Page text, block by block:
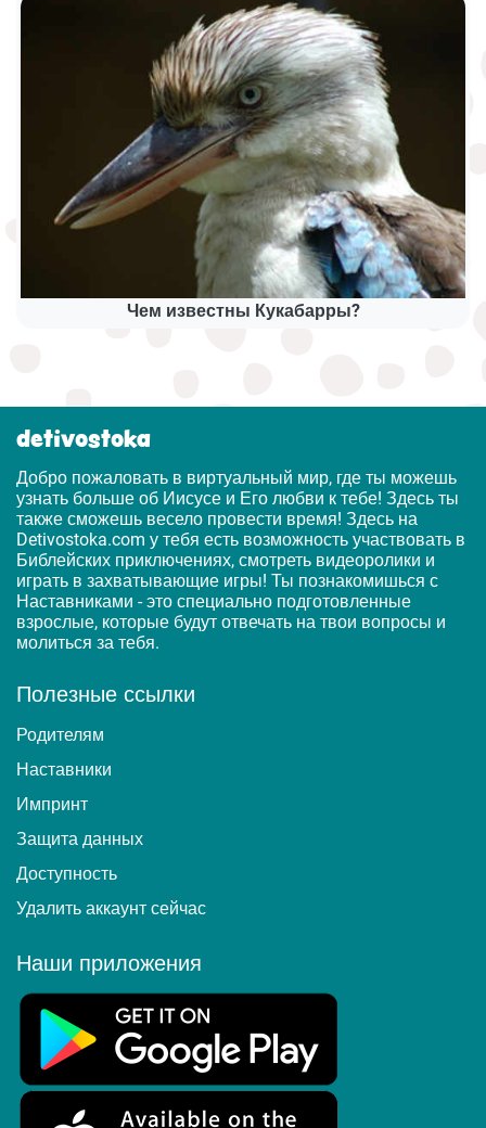
Чем известны Кукабарры?
detivostoka
Добро пожаловать в виртуальный мир, где ты можешь
узнать больше об Иисусе и Его любви к тебе! Здесь ты
также сможешь весело провести время! Здесь на
Detivostoka.com у тебя есть возможность участвовать в
Библейских приключениях, смотреть видеоролики и
играть в захватывающие игры! Ты познакомишься с
Наставниками - это специально подготовленные
взрослые, которые будут отвечать на твои вопросы и
молиться за тебя.
Полезные ссылки
Родителям
Наставники
Импринт
Защита данных
Доступность
Удалить аккаунт сейчас
Наши приложения